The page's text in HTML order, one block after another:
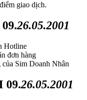
giao dịch.
09.26.05.2001
Hotline
đơn hàng
của Sim Doanh Nhân
09.26.05.2001